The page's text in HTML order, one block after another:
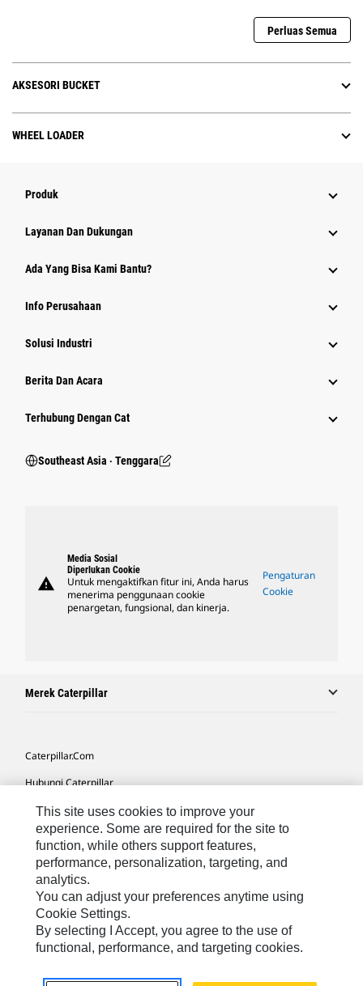
Perluas Semua
AKSESORI BUCKET
WHEEL LOADER
Produk
Layanan Dan Dukungan
Ada Yang Bisa Kami Bantu?
Info Perusahaan
Solusi Industri
Berita Dan Acara
Terhubung Dengan Cat
Southeast Asia ‧ Tenggara
warning
Media Sosial
Diperlukan Cookie
Untuk mengaktifkan fitur ini, Anda harus
menerima penggunaan cookie
penargetan, fungsional, dan kinerja.
Pengaturan
Cookie
Merek Caterpillar
Caterpillar.com
Hubungi Caterpillar
Preferensi Pemasaran Saya
Peta Situs
Cookie Settings
Hukum
Privasi
This site uses cookies to improve your
experience. Some are required for the site to
function, while others support features,
performance, personalization, targeting, and
analytics.
You can adjust your preferences anytime using
Cookie Settings.
By selecting I Accept, you agree to the use of
functional, performance, and targeting cookies.